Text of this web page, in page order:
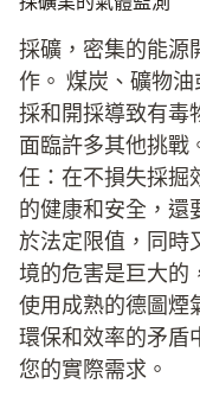
採礦，密集的能源
作。 煤炭、礦物
採和開採導致有毒
面臨許多其他挑戰
任：在不損失採掘
的健康和安全，還
於法定限值，同時
境的危害是巨大的
使用成熟的德圖煙
環保和效率的矛盾
您的實際需求。